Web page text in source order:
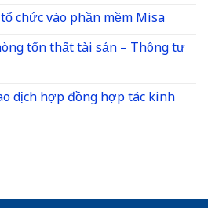
chức vào phần mềm Misa
tổn thất tài sản – Thông tư
dịch hợp đồng hợp tác kinh